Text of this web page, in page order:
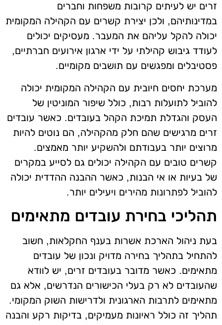
זרים יש לעיתים קרובות משפחות וחברים
במדינותיהם, ולכן יצירת קשרים עם הקהילה המקומית
יכולה להקל עליהם את המעבר. מעסיקים יכולים
לעודד גיבוש קהילתי על ידי ארגון אירועים חברתיים,
פסטיבלים ומפגשים עם תושבים מקומיים.
מערכת יחסים חיובית עם הקהילה המקומית יכולה
להוביל לתועלות רבות, כולל שיפור המוניטין של
העסק והגדלת תמיכת הקהל בעובדים. כאשר עובדים
זרים מרגישים שהם חלק מהקהילה, הם נוטים להיות
מרוצים יותר בעבודתם ולהשקיע יותר מאמצים.
קשרים טובים עם הקהילה יכולים גם לסייע במקרים
של בעיות או אי הבנות, כאשר ההבנה ההדדית יכולה
להוביל לפתרונות מהירים ויעילים יותר.
תהליכי בחירת עובדים מתאימים
בעת ניהול הארכת אשרות בענף החקלאות, חשוב
להתחיל בתהליך בחירה מדויק ונכון של עובדים
מתאימים. כאשר מדובר בעובדים זרים, יש לוודא
שהעובדים לא רק בעלי הכישורים הנדרשים, אלא גם
מתאימים לתרבות הארגונית ולדרישות השוק המקומי.
תהליך זה כולל ראיונות מעמיקים, בדיקות רקע והבנה